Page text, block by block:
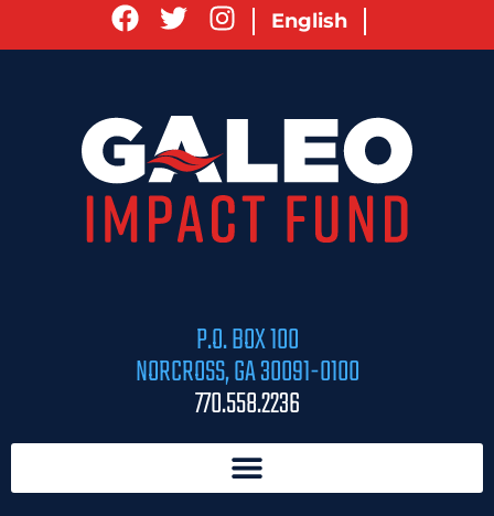
English
P.O. BOX 100
NORCROSS, GA 30091-0100
770.558.2236